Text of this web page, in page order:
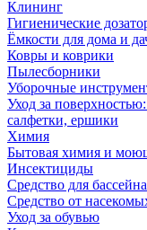
Клининг
Гигиенические
Ёмкости для дома и
Ковры и коврики
Пылесборники
Уборочные
Уход за
салфетки, ершики
Химия
Бытовая химия и
Инсектициды
Средство для бассейна
Средство от
Уход за обувью